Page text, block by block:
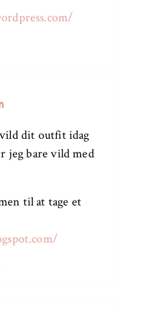
dit outfit idag
jeg bare vild med
til at tage et